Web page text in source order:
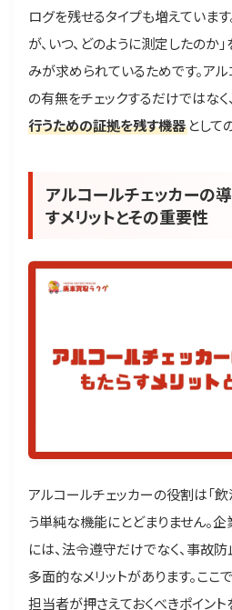
ログを残せるタイプも増えています
が、いつ、どのように測定したのか
みが求められているためです。ア
の有無をチェックするだけではなく、
行うための証拠を残す機器 として
アルコールチェッカーの
すメリットとその重要性
アルコールチェッカーの役割は「
う単純な機能にとどまりません。
には、法令遵守だけでなく、事故
多面的なメリットがあります。ここ
担当者が押さえておくべきポイント